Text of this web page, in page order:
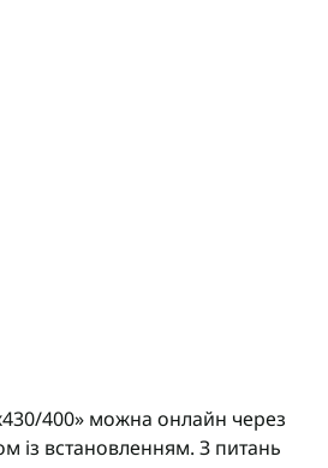
400» можна онлайн через
із встановленням. З питань